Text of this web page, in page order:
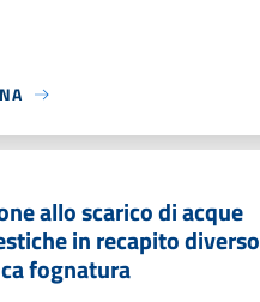
allo scarico di acque
in recapito diverso
fognatura